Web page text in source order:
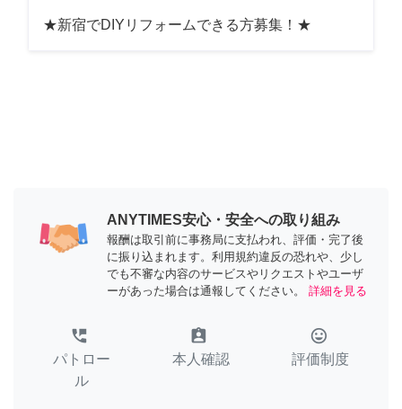
★新宿でDIYリフォームできる方募集！★
ANYTIMES安心・安全への取り組み
報酬は取引前に事務局に支払われ、評価・完了後
に振り込まれます。利用規約違反の恐れや、少し
でも不審な内容のサービスやリクエストやユーザ
ーがあった場合は通報してください。
詳細を見る
perm_phone_msg
パトロー
ル
assignment_ind
本人確認
tag_faces
評価制度